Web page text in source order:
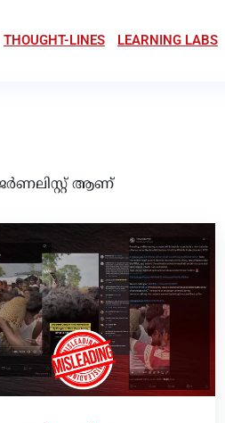
THOUGHT-LINES LEARNING LABS
ആണ്